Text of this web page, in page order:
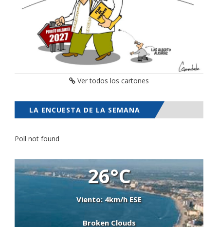
Ver todos los cartones
LA ENCUESTA DE LA SEMANA
Poll not found
26°C
Viento: 4km/h ESE
Broken Clouds